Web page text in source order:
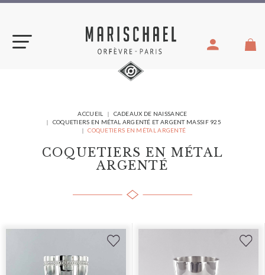
Aller
VOUS
ÊTES
ICI :
ACCUEIL
CADEAUX DE NAISSANCE
COQUETIERS EN MÉTAL ARGENTÉ ET ARGENT MASSIF 925
COQUETIERS EN MÉTAL ARGENTÉ
COQUETIERS EN MÉTAL
ARGENTÉ